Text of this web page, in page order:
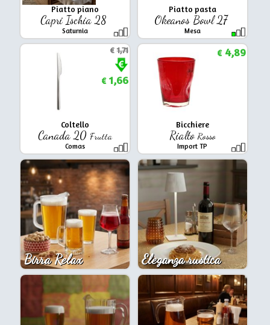
Piatto piano
Capri Ischia 28
Saturnia
Piatto pasta
Okeanos Bowl 27
Mesa
Coltello
Canada 20 Frutta
Comas
€1,71
€1,66
Bicchiere
Rialto Rosso
Import TP
€4,89
Birra Relax Eleganza rustica